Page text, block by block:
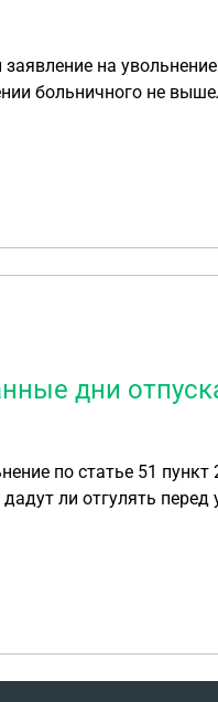
на
больничного не
его
в мессенджер. Суд
хотя им также
Перед увольнением
дни
по статье 51
ли отгулять